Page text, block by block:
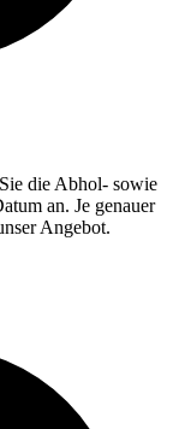
die Abhol- sowie
an. Je genauer
Angebot.